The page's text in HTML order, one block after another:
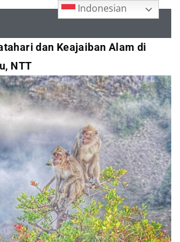
dan Keajaiban Alam di
NTT
Indonesian